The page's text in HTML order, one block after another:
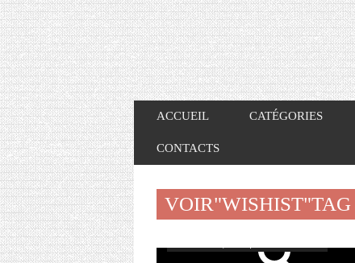
ACCUEIL CATÉGORIES
CONTACTS